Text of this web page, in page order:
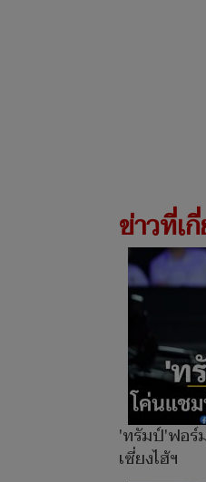
ข่าวที่เ
'ทรัมป์'ฟอร์
เซี่ยงไฮ้ฯ